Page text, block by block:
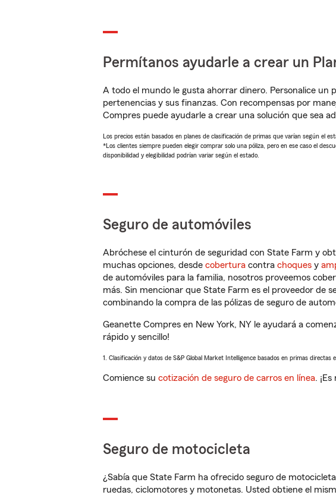
Permítanos ayudarle a crear un
A todo el mundo le gusta ahorrar dinero. Personalice
pertenencias y sus finanzas. Con recompensas por
Compres puede ayudarle a crear una solución que sea
Los precios están basados en planes de clasificación de primas que varían según el
*Los clientes siempre pueden elegir comprar solo una póliza, pero en ese caso el
disponibilidad y elegibilidad podrían variar según el estado.
Seguro de automóviles
Abróchese el cinturón de seguridad con State Farm y
muchas opciones, desde cobertura contra choques y
de automóviles para la familia, nosotros proveemos
más. Sin mencionar que State Farm es el proveedor de
combinando la compra de las pólizas de seguro de
Geanette Compres en New York, NY le ayudará a
rápido y sencillo!
1. Clasificación y datos de S&P Global Market Intelligence basados en primas directas
Comience su cotización de seguro de carros en línea.
Seguro de motocicleta
¿Sabía que State Farm ha ofrecido seguro de
ruedas, ciclomotores y motonetas. Usted obtiene el